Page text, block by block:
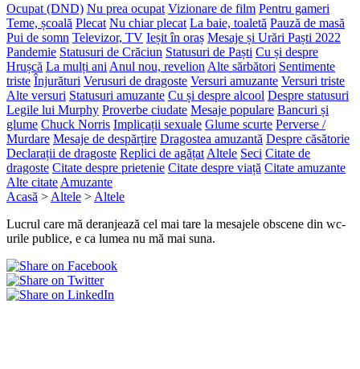
Ocupat (DND) Nu prea ocupat Vizionare de film Pentru gameri
Teme, școală Plecat Nu chiar plecat La baie, toaletă Pauză de masă
Pui de somn Televizor, TV Ieșit în oraș Mesaje și Urări Paști 2022
Pandemie Statusuri de Crăciun Statusuri de Paști Cu și despre
Hrușcă La mulți ani Anul nou, revelion Alte sărbători Sentimente
triste Înjurături Verusuri de dragoste Versuri amuzante Versuri triste
Alte versuri Statusuri amuzante Cu și despre alcool Despre statusuri
Legile lui Murphy Proverbe ciudate Mesaje populare Bancuri și
glume Chuck Norris Implicații sexuale Glume scurte Perverse /
Murdare Mesaje de despărțire Dragostea amuzantă Despre căsătorie
Declarații de dragoste Replici de agățat Altele Seci Citate de
dragoste Citate despre prietenie Citate despre viață Citate amuzante
Alte citate Amuzante
Acasă > Altele > Altele
Lucrul care mă deranjează cel mai tare la mesajele obscene din wc-
urile publice, e ca lumea nu mă mai suna.